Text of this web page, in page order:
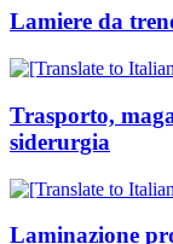
Lamiere da
Trasporto,
siderurgia
Laminazione